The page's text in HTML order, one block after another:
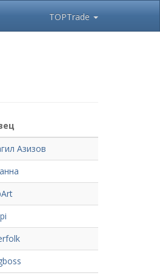
TOPTrade
Азизов